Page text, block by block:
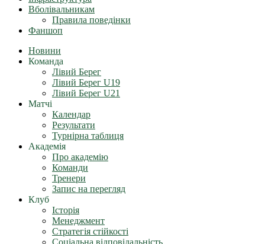
Вболівальникам
Правила поведінки
Фаншоп
Новини
Команда
Лівий Берег
Лівий Берег U19
Лівий Берег U21
Матчі
Календар
Результати
Турнірна таблиця
Академія
Про академію
Команди
Тренери
Запис на перегляд
Клуб
Історія
Менеджмент
Стратегія стійкості
Соціальна відповідальність